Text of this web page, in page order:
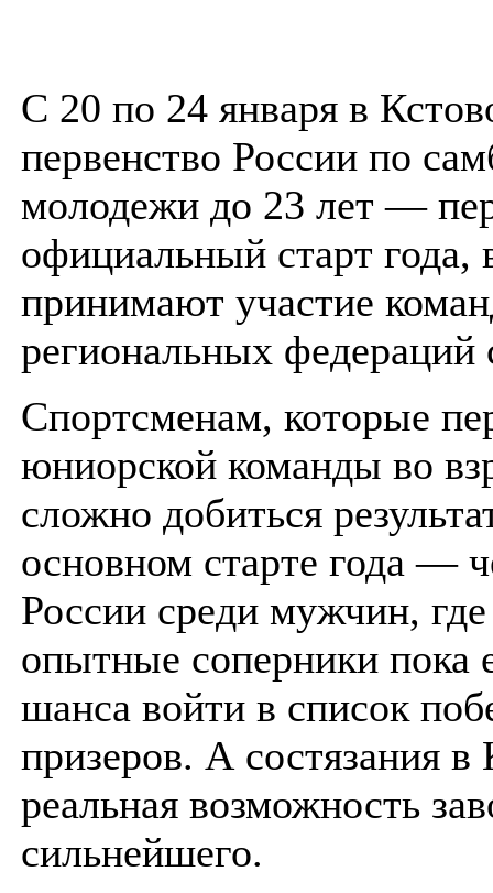
С 20 по 24 января в
первенство России по
молодежи до 23 лет —
официальный старт года,
принимают участие
региональных федераций
Спортсменам, которые
юниорской команды во
сложно добиться
основном старте года —
России среди мужчин,
опытные соперники пока
шанса войти в список
призеров. А состязания
реальная возможность
сильнейшего.